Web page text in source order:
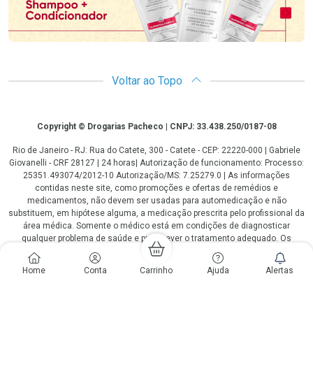
Home Conta Carrinho Ajuda Alertas
Voltar ao Topo
CopyrightCopyright © Drogarias Pacheco | CNPJ: 33.438.250/0187-08
Rio de Janeiro - RJ: Rua do Catete, 300 - Catete - CEP: 22220-000 | Gabriele
Giovanelli - CRF 28127 | 24 horas| Autorização de funcionamento: Processo:
25351.493074/2012-10 Autorização/MS: 7.25279.0 | As informações
contidas neste site, como promoções e ofertas de remédios e
medicamentos, não devem ser usadas para automedicação e não
substituem, em hipótese alguma, a medicação prescrita pelo profissional da
área médica. Somente o médico está em condições de diagnosticar
qualquer problema de saúde e prescrever o tratamento adequado. Os
preços e as promoções são válidos apenas para compras via internet. As
fotos contidas em nosso site são meramente ilustrativas. *Preços e
disponibilidade sujeitos a alterações no decorrer do dia. Antibióticos e